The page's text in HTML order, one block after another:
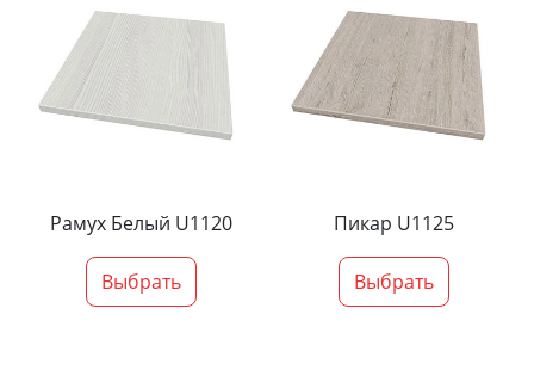
Рамух Белый U1120
Выбрать
Пикар U1125
Выбрать